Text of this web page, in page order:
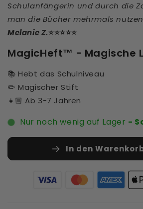
Schulanfängerin und durch die
man die Bücher mehrmals
Melanie Z.⭐⭐⭐⭐⭐
MagicHeft™ - Magische
📚 Hebt das Schulniveau
✏️ Magischer Stift
👧🏼 Ab 3-7 Jahren
Nur noch wenig auf Lager -
In den